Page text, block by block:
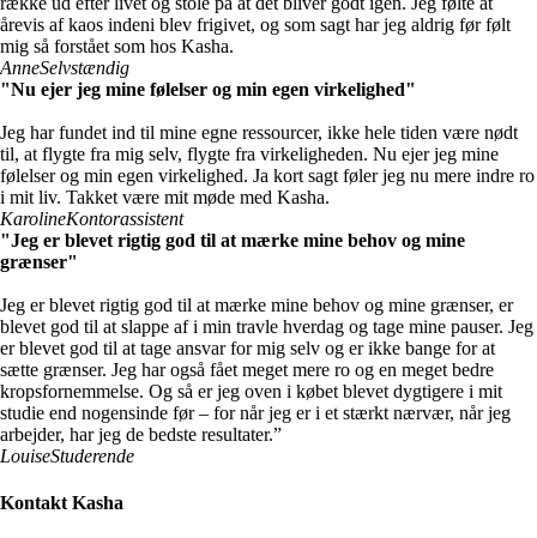
årevis af kaos indeni blev frigivet, og som sagt har jeg aldrig før følt
mig så forstået som hos Kasha.
AnneSelvstændig
"Nu ejer jeg mine følelser og min egen virkelighed"
Jeg har fundet ind til mine egne ressourcer, ikke hele tiden være nødt
til, at flygte fra mig selv, flygte fra virkeligheden. Nu ejer jeg mine
følelser og min egen virkelighed. Ja kort sagt føler jeg nu mere indre ro
i mit liv. Takket være mit møde med Kasha.
KarolineKontorassistent
"Jeg er blevet rigtig god til at mærke mine behov og mine
grænser"
Jeg er blevet rigtig god til at mærke mine behov og mine grænser, er
blevet god til at slappe af i min travle hverdag og tage mine pauser. Jeg
er blevet god til at tage ansvar for mig selv og er ikke bange for at
sætte grænser. Jeg har også fået meget mere ro og en meget bedre
kropsfornemmelse. Og så er jeg oven i købet blevet dygtigere i mit
studie end nogensinde før – for når jeg er i et stærkt nærvær, når jeg
arbejder, har jeg de bedste resultater.”
LouiseStuderende
Kontakt Kasha